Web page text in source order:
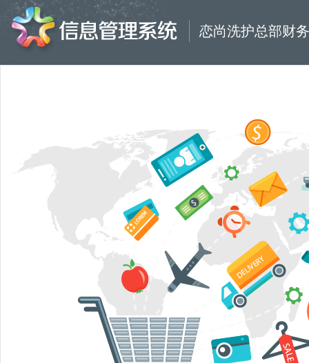
恋尚洗护总部财